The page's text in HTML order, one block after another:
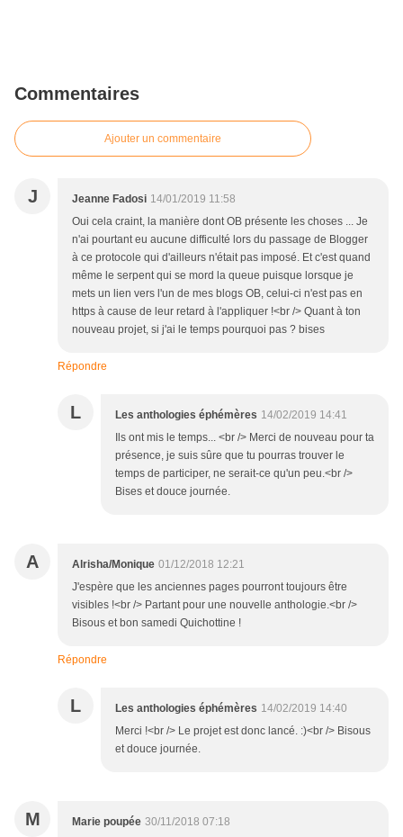
Commentaires
Ajouter un commentaire
J Jeanne Fadosi 14/01/2019 11:58
Oui cela craint, la manière dont OB présente les choses ... Je
n'ai pourtant eu aucune difficulté lors du passage de Blogger
à ce protocole qui d'ailleurs n'était pas imposé. Et c'est quand
même le serpent qui se mord la queue puisque lorsque je
mets un lien vers l'un de mes blogs OB, celui-ci n'est pas en
https à cause de leur retard à l'appliquer !<br /> Quant à ton
nouveau projet, si j'ai le temps pourquoi pas ? bises
Répondre
L Les anthologies éphémères 14/02/2019 14:41
Ils ont mis le temps... <br /> Merci de nouveau pour ta
présence, je suis sûre que tu pourras trouver le
temps de participer, ne serait-ce qu'un peu.<br />
Bises et douce journée.
A Alrisha/Monique 01/12/2018 12:21
J'espère que les anciennes pages pourront toujours être
visibles !<br /> Partant pour une nouvelle anthologie.<br />
Bisous et bon samedi Quichottine !
Répondre
L Les anthologies éphémères 14/02/2019 14:40
Merci !<br /> Le projet est donc lancé. :)<br /> Bisous
et douce journée.
M Marie poupée 30/11/2018 07:18